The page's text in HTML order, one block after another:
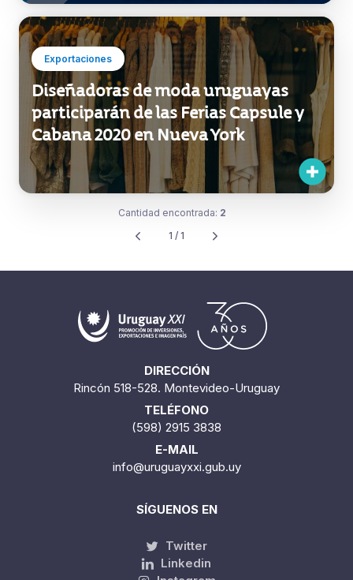
Exportaciones
Diseñadoras de moda uruguayas
participarán de las Ferias Capsule y
Cabana 2020 en Nueva York
Cantidad encontrada: 2
1 / 1
DIRECCIÓN
Rincón 518-528. Montevideo-Uruguay
TELÉFONO
(598) 2915 3838
E-MAIL
info@uruguayxxi.gub.uy
SÍGUENOS EN
Twitter
Linkedin